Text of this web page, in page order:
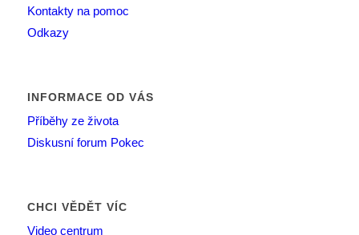
Kontakty na pomoc
Odkazy
INFORMACE OD VÁS
Příběhy ze života
Diskusní forum Pokec
CHCI VĚDĚT VÍC
Video centrum